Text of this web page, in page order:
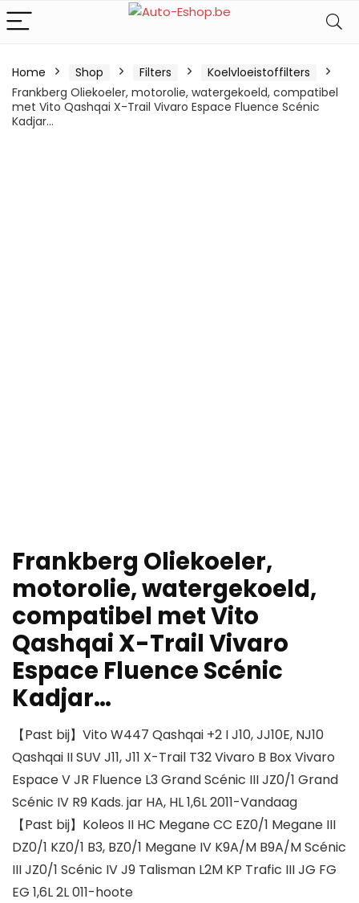
Home Shop Filters
Koelvloeistoffilters
Frankberg Oliekoeler, motorolie, watergekoeld, compatibel
met Vito Qashqai X-Trail Vivaro Espace Fluence Scénic
Kadjar…
Frankberg Oliekoeler,
motorolie, watergekoeld,
compatibel met Vito
Qashqai X-Trail Vivaro
Espace Fluence Scénic
Kadjar…
【Past bij】Vito W447 Qashqai +2 I J10, JJ10E, NJ10
Qashqai II SUV J11, J11 X-Trail T32 Vivaro B Box Vivaro
Espace V JR Fluence L3 Grand Scénic III JZ0/1 Grand
Scénic IV R9 Kads. jar HA, HL 1,6L 2011-Vandaag
【Past bij】Koleos II HC Megane CC EZ0/1 Megane III
DZ0/1 KZ0/1 B3, BZ0/1 Megane IV K9A/M B9A/M Scénic
III JZ0/1 Scénic IV J9 Talisman L2M KP Trafic III JG FG
EG 1,6L 2L 011-hoote